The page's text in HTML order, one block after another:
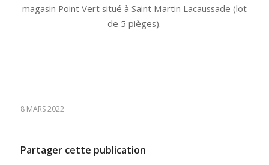
magasin Point Vert situé à Saint Martin Lacaussade (lot
de 5 pièges).
8 MARS 2022
Partager cette publication